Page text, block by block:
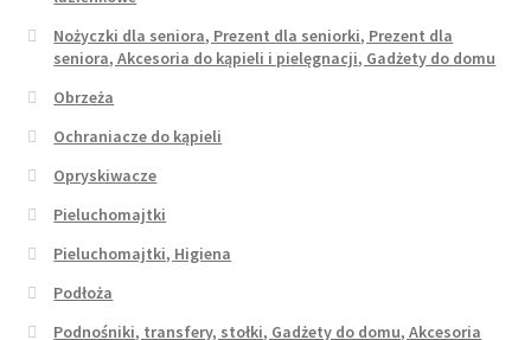
Nożyczki dla seniora, Prezent dla seniorki, Prezent dla
seniora, Akcesoria do kąpieli i pielęgnacji, Gadżety do domu
Obrzeża
Ochraniacze do kąpieli
Opryskiwacze
Pieluchomajtki
Pieluchomajtki, Higiena
Podłoża
Podnośniki, transfery, stołki, Gadżety do domu, Akcesoria